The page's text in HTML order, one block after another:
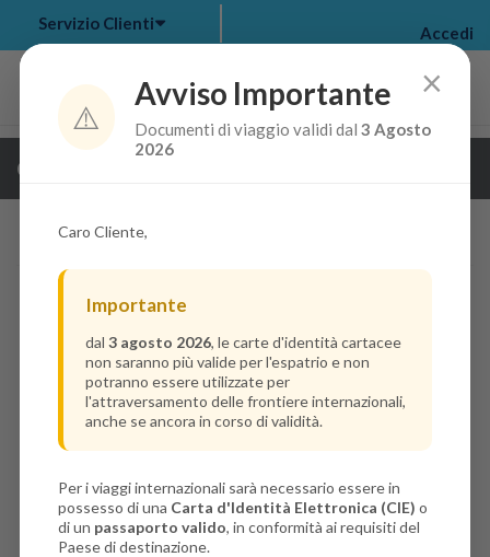
my bookings >
Servizio Clienti Accedi
Guarda i dettagli della crociera
×
⚠️
Avviso Importante
Documenti di viaggio validi dal3 Agosto
2026
Caro Cliente,
Importante
dal 3 agosto 2026, le carte d'identità cartacee
non saranno più valide per l'espatrio e non
potranno essere utilizzate per
l'attraversamento delle frontiere internazionali,
anche se ancora in corso di validità.
Per i viaggi internazionali sarà necessario essere in
possesso di una Carta d'Identità Elettronica (CIE) o
di un passaporto valido, in conformità ai requisiti del
Paese di destinazione.